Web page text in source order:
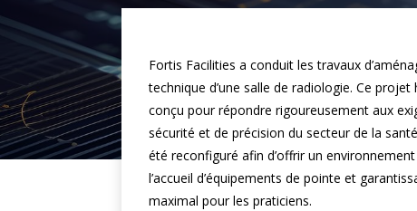
Fortis Facilities a conduit les travaux
technique d’une salle de radiologie. Ce
conçu pour répondre rigoureusement aux
sécurité et de précision du secteur de la
été reconfiguré afin d’offrir un
l’accueil d’équipements de pointe et
maximal pour les praticiens.